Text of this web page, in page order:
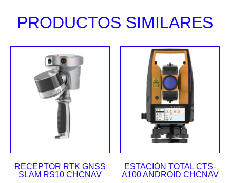
PRODUCTOS SIMILARES
RECEPTOR RTK GNSS
SLAM RS10 CHCNAV
ESTACIÓN TOTAL CTS-
A100 ANDROID CHCNAV